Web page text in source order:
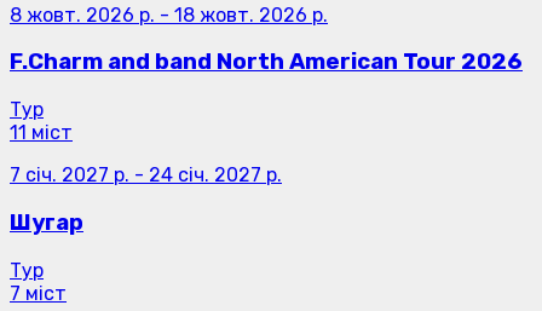
8 жовт. 2026 р. - 18 жовт. 2026 р.
F.Charm and band North American Tour 2026
Тур
11 міст
7 січ. 2027 р. - 24 січ. 2027 р.
Шугар
Тур
7 міст